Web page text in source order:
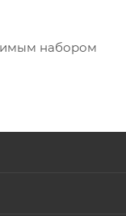
набором